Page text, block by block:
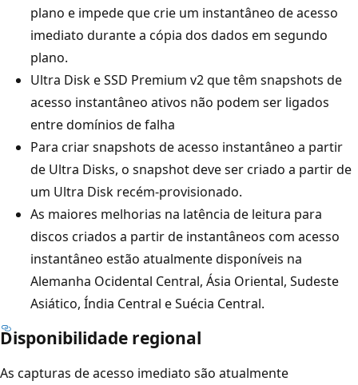
plano e impede que crie um instantâneo de acesso
imediato durante a cópia dos dados em segundo
plano.
Ultra Disk e SSD Premium v2 que têm snapshots de
acesso instantâneo ativos não podem ser ligados
entre domínios de falha
Para criar snapshots de acesso instantâneo a partir
de Ultra Disks, o snapshot deve ser criado a partir de
um Ultra Disk recém-provisionado.
As maiores melhorias na latência de leitura para
discos criados a partir de instantâneos com acesso
instantâneo estão atualmente disponíveis na
Alemanha Ocidental Central, Ásia Oriental, Sudeste
Asiático, Índia Central e Suécia Central.
Disponibilidade regional
As capturas de acesso imediato são atualmente